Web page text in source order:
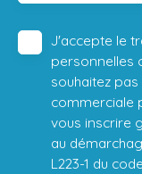
J'accepte le
personnelles
souhaitez
commerciale
vous inscrire
au
L223-1 du